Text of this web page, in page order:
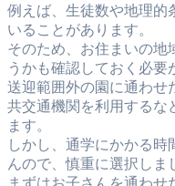
例えば、生徒数や地理的
いることがあります。
そのため、お住まいの地
うかも確認しておく必要
送迎範囲外の園に通わせ
共交通機関を利用するな
ます。
しかし、通学にかかる
んので、慎重に選択しま
まずはお子さんを通わせ